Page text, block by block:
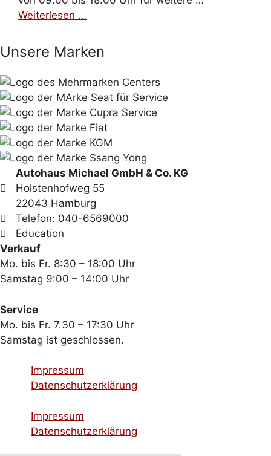
Weiterlesen …
Unsere Marken
Autohaus Michael GmbH & Co. KG
Holstenhofweg 55
22043 Hamburg
Telefon: 040-6569000
Education
Verkauf
Mo. bis Fr. 8:30 – 18:00 Uhr
Samstag 9:00 – 14:00 Uhr
Service
Mo. bis Fr. 7.30 – 17:30 Uhr
Samstag ist geschlossen.
Impressum
Datenschutzerklärung
Impressum
Datenschutzerklärung